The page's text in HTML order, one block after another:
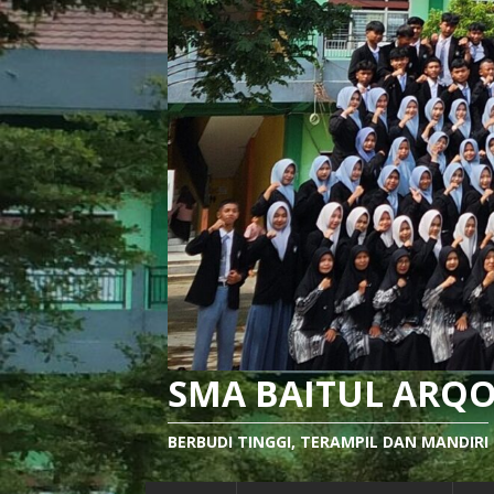
SMA BAITUL
BERBUDI TINGGI, TERAMPIL DAN MANDIRI